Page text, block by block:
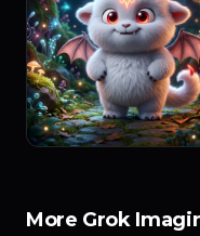
More Grok